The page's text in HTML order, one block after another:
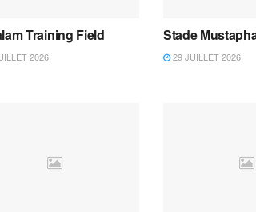
Training Field
2026
Stade
29 JUILLET 2026